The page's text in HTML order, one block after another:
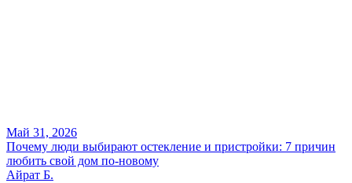
Май 31, 2026
Почему люди выбирают остекление и пристройки: 7 причин
любить свой дом по-новому
Айрат Б.